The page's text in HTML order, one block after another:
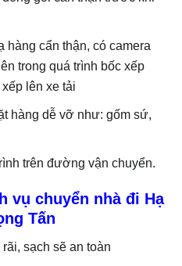
hàng cẩn thận, có camera
trong quá trình bốc xếp
lên xe tải
hàng dễ vỡ như: gốm sứ,
trên đường vận chuyển.
vụ chuyển nhà đi Hạ
Tấn
sạch sẽ an toàn